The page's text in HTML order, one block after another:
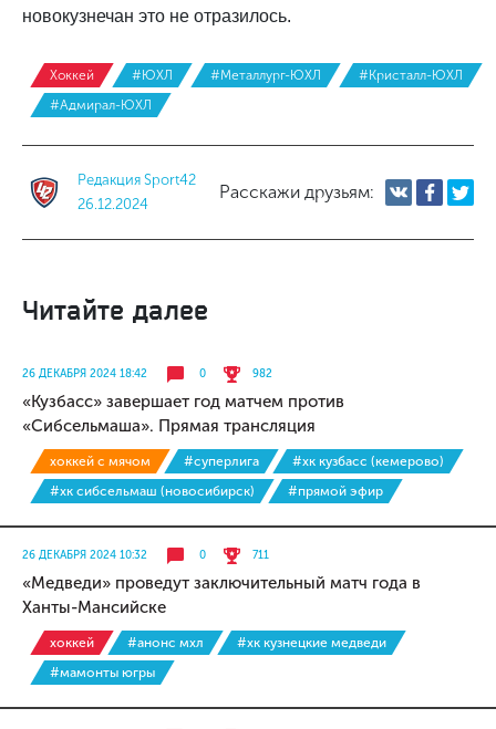
новокузнечан это не отразилось.
Хоккей #ЮХЛ #Металлург-ЮХЛ
#Кристалл-ЮХЛ
#Адмирал-ЮХЛ
Редакция Sport42
26.12.2024
Расскажи друзьям:
Читайте далее
26 ДЕКАБРЯ 2024 18:42 0 982
«Кузбасс» завершает год матчем против
«Сибсельмаша». Прямая трансляция
хоккей с мячом #суперлига
#хк кузбасс (кемерово)
#хк сибсельмаш (новосибирск)
#прямой эфир
26 ДЕКАБРЯ 2024 10:32 0 711
«Медведи» проведут заключительный матч года в
Ханты-Мансийске
хоккей #анонс мхл
#хк кузнецкие медведи
#мамонты югры